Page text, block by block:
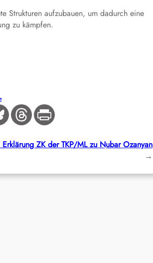
Strukturen aufzubauen, um dadurch eine
zu kämpfen.
Erklärung ZK der TKP/ML zu Nubar Ozanyan
→